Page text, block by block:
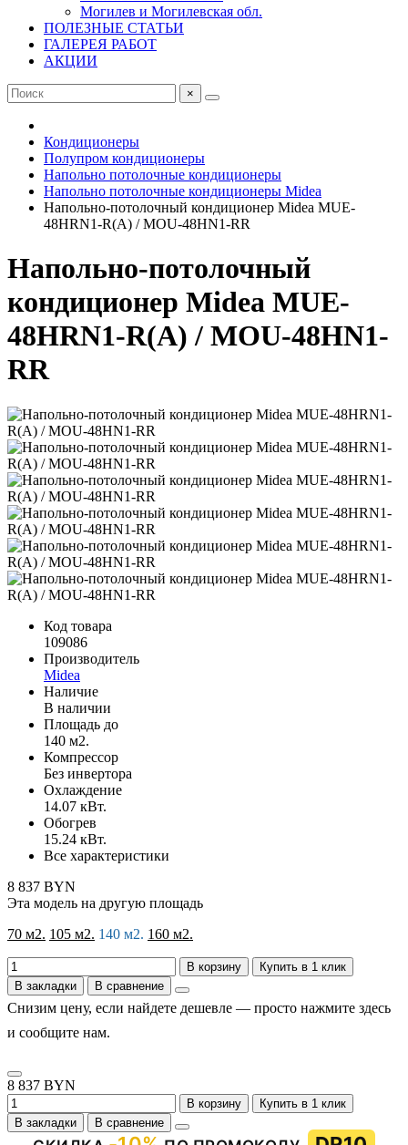
Могилев и Могилевская обл.
ПОЛЕЗНЫЕ СТАТЬИ
ГАЛЕРЕЯ РАБОТ
АКЦИИ
×
Кондиционеры
Полупром кондиционеры
Напольно потолочные кондиционеры
Напольно потолочные кондиционеры Midea
Напольно-потолочный кондиционер Midea MUE-
48HRN1-R(A) / MOU-48HN1-RR
Напольно-потолочный
кондиционер Midea MUE-
48HRN1-R(A) / MOU-48HN1-
RR
Код товара
109086
Производитель
Midea
Наличие
В наличии
Площадь до
140 м2.
Компрессор
Без инвертора
Охлаждение
14.07 кВт.
Обогрев
15.24 кВт.
Все характеристики
8 837 BYN
Эта модель на другую площадь
70 м2. 105 м2. 140 м2. 160 м2.
В корзину
Купить в 1 клик
В закладки
В сравнение
Снизим цену, если найдете дешевле — просто нажмите здесь
и сообщите нам.
8 837 BYN
В корзину
Купить в 1 клик
В закладки
В сравнение